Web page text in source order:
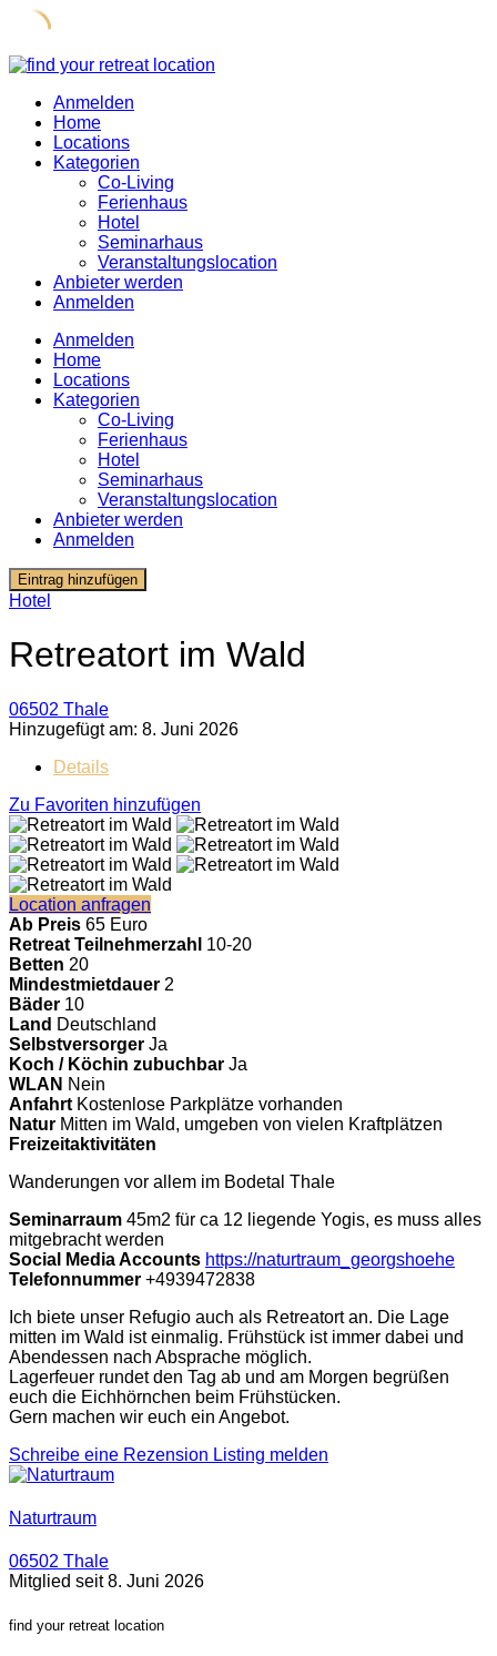
Skip
contentAnmelden
Home
Locations
Kategorien
Co-Living
Ferienhaus
Hotel
Seminarhaus
Veranstaltungslocation
Anbieter werden
Anmelden
Anmelden
Home
Locations
Kategorien
Co-Living
Ferienhaus
Hotel
Seminarhaus
Veranstaltungslocation
Anbieter werden
Anmelden
Eintrag hinzufügen
Hotel
Retreatort im Wald
06502 Thale
Hinzugefügt am: 8. Juni 2026
Details
Zu Favoriten hinzufügen
Location anfragen
Ab Preis 65 Euro
Retreat Teilnehmerzahl 10-20
Betten 20
Mindestmietdauer 2
Bäder 10
Land Deutschland
Selbstversorger Ja
Koch / Köchin zubuchbar Ja
WLAN Nein
Anfahrt Kostenlose Parkplätze vorhanden
Natur Mitten im Wald, umgeben von vielen Kraftplätzen
Freizeitaktivitäten
Wanderungen vor allem im Bodetal Thale
Seminarraum 45m2 für ca 12 liegende Yogis, es muss alles
mitgebracht werden
Social Media Accounts https://naturtraum_georgshoehe
Telefonnummer +4939472838
Ich biete unser Refugio auch als Retreatort an. Die Lage
mitten im Wald ist einmalig. Frühstück ist immer dabei und
Abendessen nach Absprache möglich.
Lagerfeuer rundet den Tag ab und am Morgen begrüßen
euch die Eichhörnchen beim Frühstücken.
Gern machen wir euch ein Angebot.
Schreibe eine Rezension Listing melden
Naturtraum
06502 Thale
Mitglied seit 8. Juni 2026
find your retreat location